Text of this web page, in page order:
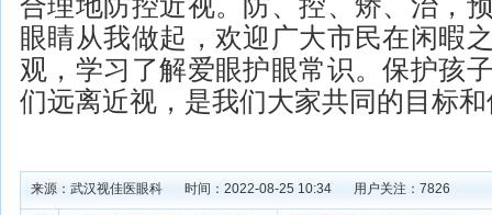
眼睛从我做起，欢迎广大市民在闲暇
观，学习了解爱眼护眼常识。保护孩
们远离近视，是我们大家共同的目标
来源： 武汉视佳医眼科 时间：2022-08-25 10:34 用户关注： 7826